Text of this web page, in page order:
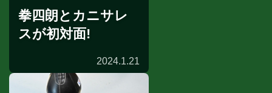
拳四朗とカニサレ
スが初対面!
2024.1.21